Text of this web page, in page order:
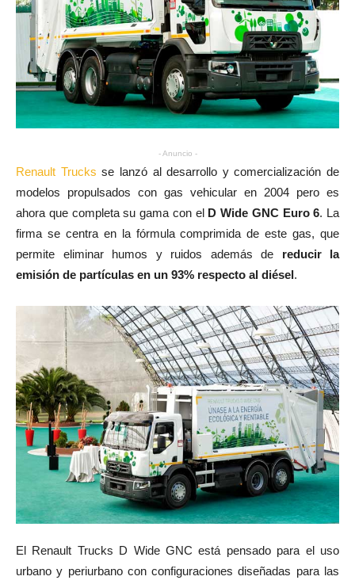
- Anuncio -
Renault Trucksse lanzó al desarrollo y comercialización de
modelos propulsados con gas vehicular en 2004 pero es
ahora que completa su gama con el D Wide GNC Euro 6. La
firma se centra en la fórmula comprimida de este gas, que
permite eliminar humos y ruidos además de reducir la
emisión de partículas en un 93% respecto al diésel.
El Renault Trucks D Wide GNC está pensado para el uso
urbano y periurbano con configuraciones diseñadas para las